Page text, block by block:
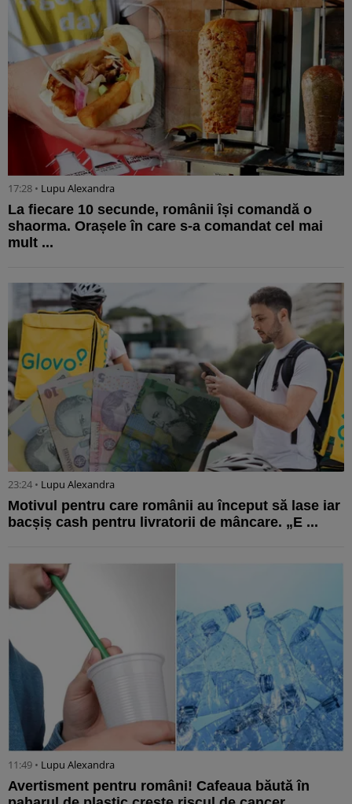
17:28 • Lupu Alexandra
La fiecare 10 secunde, românii își comandă o
shaorma. Orașele în care s-a comandat cel mai
mult ...
23:24 • Lupu Alexandra
Motivul pentru care românii au început să lase iar
bacșiș cash pentru livratorii de mâncare. „E ...
11:49 • Lupu Alexandra
Avertisment pentru români! Cafeaua băută în